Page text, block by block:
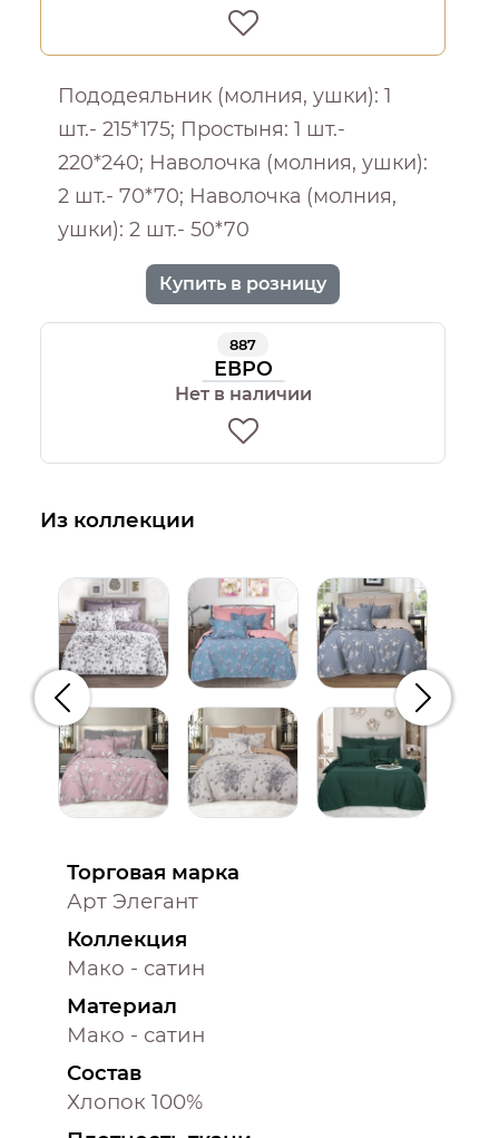
Пододеяльник (молния, ушки): 1
шт.- 215*175; Простыня: 1 шт.-
220*240; Наволочка (молния, ушки):
2 шт.- 70*70; Наволочка (молния,
ушки): 2 шт.- 50*70
Купить в розницу
887
ЕВРО
Нет в наличии
Из коллекции
Предыдущий
Торговая марка
Арт Элегант
Коллекция
Мако - сатин
Материал
Мако - сатин
Состав
Хлопок 100%